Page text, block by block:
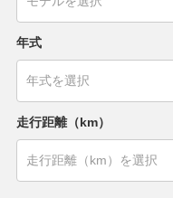
年式
走行距離（km）